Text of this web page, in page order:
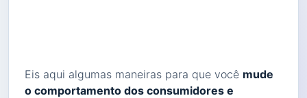
Eis aqui algumas maneiras para que você mude
o comportamento dos consumidores e